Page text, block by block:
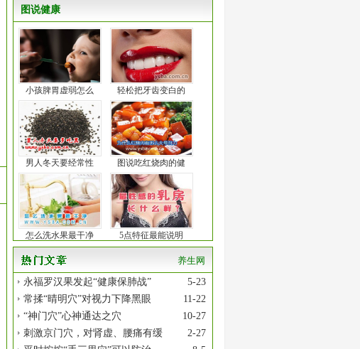
图说健康
小孩脾胃虚弱怎么 轻松把牙齿变白的
男人冬天要经常性 图说吃红烧肉的健
怎么洗水果最干净 5点特征最能说明
养生网
5-23
永福罗汉果发起“健康保肺战”
11-22
常揉“晴明穴”对视力下降黑眼
10-27
“神门穴”心神通达之穴
2-27
刺激京门穴，对肾虚、腰痛有缓